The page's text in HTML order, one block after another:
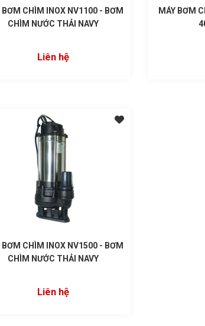
BƠM CHÌM INOX NV1100 - BƠM
CHÌM NƯỚC THẢI NAVY
Liên hệ
MÁY BƠM
BƠM CHÌM INOX NV1500 - BƠM
CHÌM NƯỚC THẢI NAVY
Liên hệ